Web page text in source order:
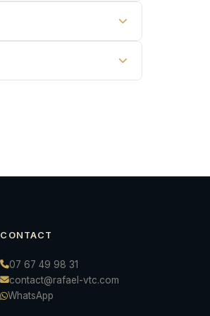
CONTACT
07 67 49 98 31
contact@rafael-vtc.com
WhatsApp